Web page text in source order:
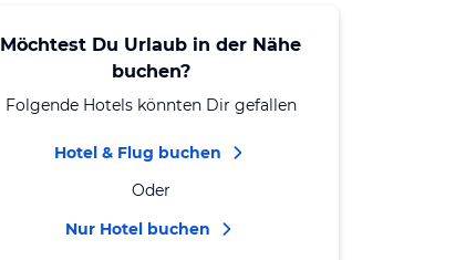
Möchtest Du Urlaub in der Nähe
buchen?
Folgende Hotels könnten Dir gefallen
Hotel & Flug buchen
Oder
Nur Hotel buchen